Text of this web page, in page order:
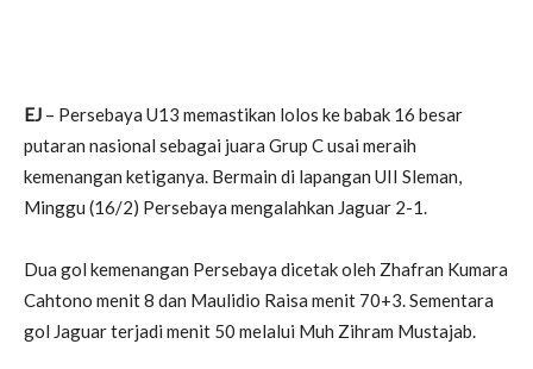
EJ – Persebaya U13 memastikan lolos ke babak 16 besar
putaran nasional sebagai juara Grup C usai meraih
kemenangan ketiganya. Bermain di lapangan UII Sleman,
Minggu (16/2) Persebaya mengalahkan Jaguar 2-1.
Dua gol kemenangan Persebaya dicetak oleh Zhafran Kumara
Cahtono menit 8 dan Maulidio Raisa menit 70+3. Sementara
gol Jaguar terjadi menit 50 melalui Muh Zihram Mustajab.